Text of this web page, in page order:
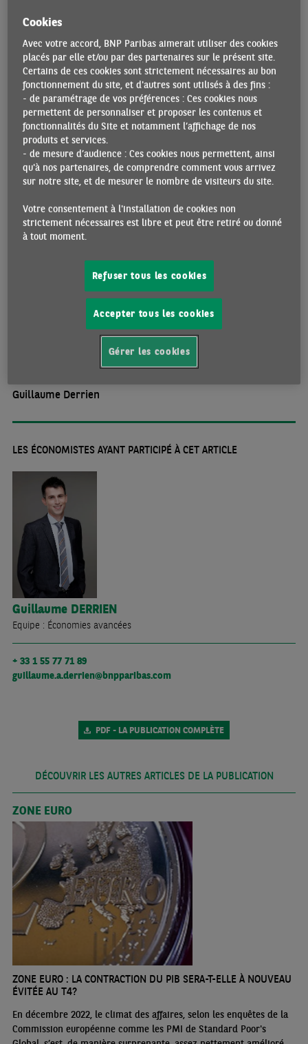
enquêtes PMI ne pointent cependant pas vers décrochage à
venir des recrutements. L’indice PMI composite pour
l’emploi a progressé au T4 et il est repassé au-dessus du
seuil des 50.
Le net ralentissement de la croissance économique en
Espagne au T3 2022 pourrait se prolonger cet hiver, donnant
lieu à un repli potentiel de l’activité. La production
industrielle est sur une pente descendante depuis cet
automne, sous l‘effet des baisses d’activité dans le secteur
énergétique. Le recul s’est drastiquement amplifié en
novembre 2022 (-8,3% m/m), après une contraction déjà
conséquente le mois précédent (-3,1% m/m). Néanmoins,
l’activité manufacturière se maintient à un niveau stable,
Croissance du PIB t/t : observée,
acquis et prévisions
Guillaume Derrien
LES ÉCONOMISTES AYANT PARTICIPÉ À CET ARTICLE
Guillaume DERRIEN
Equipe : Économies avancées
+ 33 1 55 77 71 89
guillaume.a.derrien@bnpparibas.com
PDF - LA PUBLICATION COMPLÈTE
DÉCOUVRIR LES AUTRES ARTICLES DE LA PUBLICATION
ZONE EURO
ZONE EURO : LA CONTRACTION DU PIB SERA-T-ELLE À NOUVEAU
ÉVITÉE AU T4?
En décembre 2022, le climat des affaires, selon les enquêtes de la
Commission européenne comme les PMI de Standard Poor's
Cookies
Avec votre accord, BNP Paribas aimerait utiliser des cookies
placés par elle et/ou par des partenaires sur le présent site.
Certains de ces cookies sont strictement nécessaires au bon
fonctionnement du site, et d'autres sont utilisés à des fins :
- de paramétrage de vos préférences : Ces cookies nous
permettent de personnaliser et proposer les contenus et
fonctionnalités du Site et notamment l’affichage de nos
produits et services.
- de mesure d’audience : Ces cookies nous permettent, ainsi
qu'à nos partenaires, de comprendre comment vous arrivez
sur notre site, et de mesurer le nombre de visiteurs du site.
Votre consentement à l'installation de cookies non
strictement nécessaires est libre et peut être retiré ou donné
à tout moment.
Refuser tous les cookies
Accepter tous les cookies
Gérer les cookies